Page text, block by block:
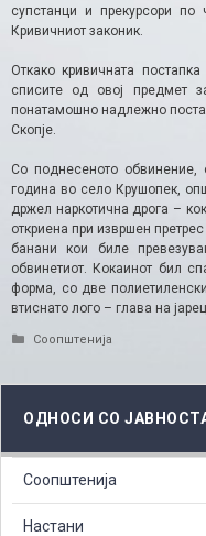
супстанци и прекурсори
Кривичниот законик.
Откако кривичната
списите од овој предмет
понатамошно надлежно
Скопје.
Со поднесеното обвинение,
година во село Крушопек,
држел наркотична дрога –
откриена при извршен
банани кои биле
обвинетиот. Кокаинот бил
форма, со две
втиснато лого – глава на
Categories
Соопштенија
ОДНОСИ СО
Соопштенија
Настани